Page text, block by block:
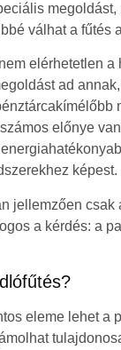
megoldást,
válhat a fűtés
elérhetetlen a
ad
előnye
képest.
jellemzően csak
a kérdés: a
eleme lehet a